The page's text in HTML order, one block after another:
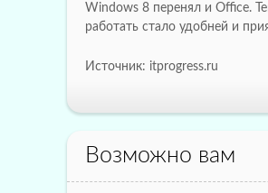
Windows 8 перенял и Office.
работать стало удобней и
Источник: itprogress.ru
Возможно вам